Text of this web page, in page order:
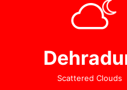
Scattered Clouds